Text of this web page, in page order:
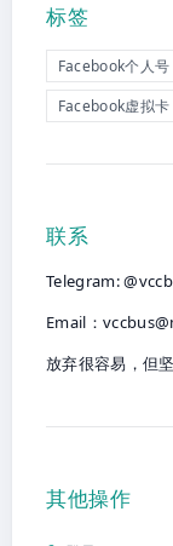
标签
Facebook个人号
Facebook虚拟卡
联系
Telegram:
Email：
放弃很容易，但
其他操作